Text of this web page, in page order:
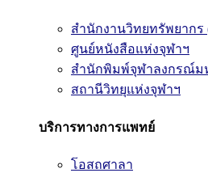
สำนักงานวิทยทรัพยากร
ศูนย์หนังสือแห่งจุฬาฯ
สำนักพิมพ์จุฬาลงกรณ์ม
สถานีวิทยุแห่งจุฬาฯ
บริการทางการแพทย์
โอสถศาลา